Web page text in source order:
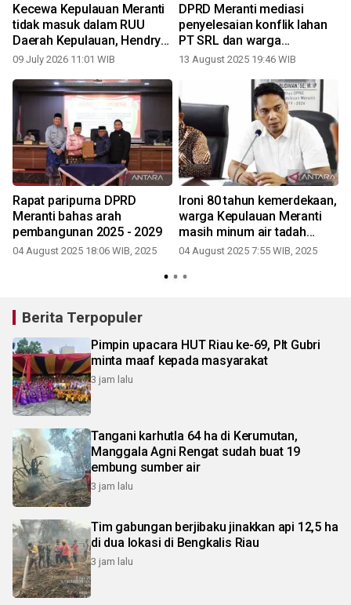
Kecewa Kepulauan Meranti
tidak masuk dalam RUU
Daerah Kepulauan, Hendry
Munief ajak Bupati dan
09 July 2026 11:01 WIB
DPRD Meranti mediasi
penyelesaian konflik lahan
PT SRL dan warga
Rangsang
13 August 2025 19:46 WIB
Rapat paripurna DPRD
Meranti bahas arah
pembangunan 2025 - 2029
04 August 2025 18:06 WIB, 2025
Ironi 80 tahun kemerdekaan,
warga Kepulauan Meranti
masih minum air tadah
hujan
04 August 2025 7:55 WIB, 2025
Berita Terpopuler
Pimpin upacara HUT Riau ke-69, Plt Gubri
minta maaf kepada masyarakat
3 jam lalu
Tangani karhutla 64 ha di Kerumutan,
Manggala Agni Rengat sudah buat 19
embung sumber air
3 jam lalu
Tim gabungan berjibaku jinakkan api 12,5 ha
di dua lokasi di Bengkalis Riau
3 jam lalu